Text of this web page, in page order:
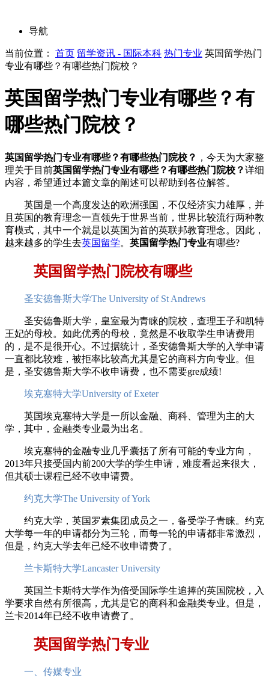
导航
当前位置： 首页 留学资讯 - 国际本科 热门专业 英国留学热门
专业有哪些？有哪些热门院校？
英国留学热门专业有哪些？有
哪些热门院校？
英国留学热门专业有哪些？有哪些热门院校？ ，今天为大家整
理关于目前英国留学热门专业有哪些？有哪些热门院校？详细
内容，希望通过本篇文章的阐述可以帮助到各位解答。
英国是一个高度发达的欧洲强国，不仅经济实力雄厚，并
且英国的教育理念一直领先于世界当前，世界比较流行两种教
育模式，其中一个就是以英国为首的英联邦教育理念。因此，
越来越多的学生去英国留学。 英国留学热门专业有哪些?
英国留学热门院校有哪些
圣安德鲁斯大学The University of St Andrews
圣安德鲁斯大学，皇室最为青睐的院校，查理王子和凯特
王妃的母校。如此优秀的母校，竟然是不收取学生申请费用
的，是不是很开心。不过据统计，圣安德鲁斯大学的入学申请
一直都比较难，被拒率比较高尤其是它的商科方向专业。但
是，圣安德鲁斯大学不收申请费，也不需要gre成绩!
埃克塞特大学University of Exeter
英国埃克塞特大学是一所以金融、商科、管理为主的大
学，其中，金融类专业最为出名。
埃克塞特的金融专业几乎囊括了所有可能的专业方向，
2013年只接受国内前200大学的学生申请，难度看起来很大，
但其硕士课程已经不收申请费。
约克大学The University of York
约克大学，英国罗素集团成员之一，备受学子青睐。约克
大学每一年的申请都分为三轮，而每一轮的申请都非常激烈，
但是，约克大学去年已经不收申请费了。
兰卡斯特大学Lancaster University
英国兰卡斯特大学作为倍受国际学生追捧的英国院校，入
学要求自然有所很高，尤其是它的商科和金融类专业。但是，
兰卡2014年已经不收申请费了。
英国留学热门专业
一、传媒专业